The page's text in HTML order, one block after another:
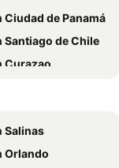
Ciudad de Panamá
Santiago de Chile
Curazao
Cruz
Salinas
Orlando